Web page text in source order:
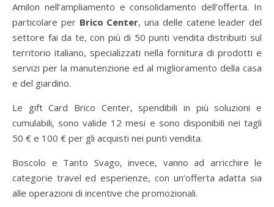
Amilon nell’ampliamento e consolidamento dell’offerta. In
particolare per Brico Center, una delle catene leader del
settore fai da te, con più di 50 punti vendita distribuiti sul
territorio italiano, specializzati nella fornitura di prodotti e
servizi per la manutenzione ed al miglioramento della casa
e del giardino.
Le gift Card Brico Center, spendibili in più soluzioni e
cumulabili, sono valide 12 mesi e sono disponibili nei tagli
50 € e 100 € per gli acquisti nei punti vendita.
Boscolo e Tanto Svago, invece, vanno ad arricchire le
categorie travel ed esperienze, con un’offerta adatta sia
alle operazioni di incentive che promozionali.